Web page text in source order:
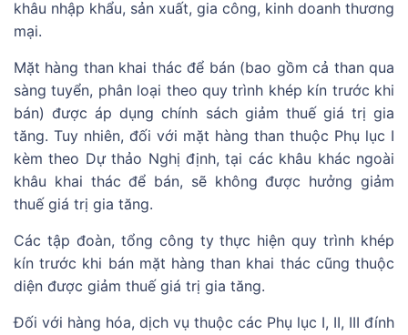
khâu nhập khẩu, sản xuất, gia công, kinh doanh thương
mại.
Mặt hàng than khai thác để bán (bao gồm cả than qua
sàng tuyển, phân loại theo quy trình khép kín trước khi
bán) được áp dụng chính sách giảm thuế giá trị gia
tăng. Tuy nhiên, đối với mặt hàng than thuộc Phụ lục I
kèm theo Dự thảo Nghị định, tại các khâu khác ngoài
khâu khai thác để bán, sẽ không được hưởng giảm
thuế giá trị gia tăng.
Các tập đoàn, tổng công ty thực hiện quy trình khép
kín trước khi bán mặt hàng than khai thác cũng thuộc
diện được giảm thuế giá trị gia tăng.
Đối với hàng hóa, dịch vụ thuộc các Phụ lục I, II, III đính